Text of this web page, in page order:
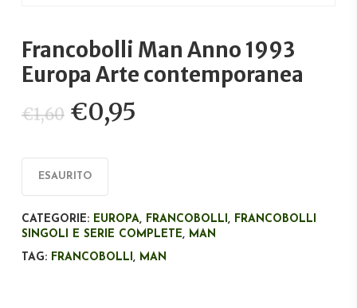
Francobolli Man Anno 1993
Europa Arte contemporanea
€1,60 Il
prezzo
originale
era:
€1,60.
€0,95
€0,95.
ESAURITO
CATEGORIE: EUROPA, FRANCOBOLLI, FRANCOBOLLI
SINGOLI E SERIE COMPLETE, MAN
TAG: FRANCOBOLLI, MAN